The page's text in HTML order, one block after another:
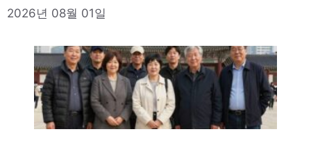
2026년 08월 01일